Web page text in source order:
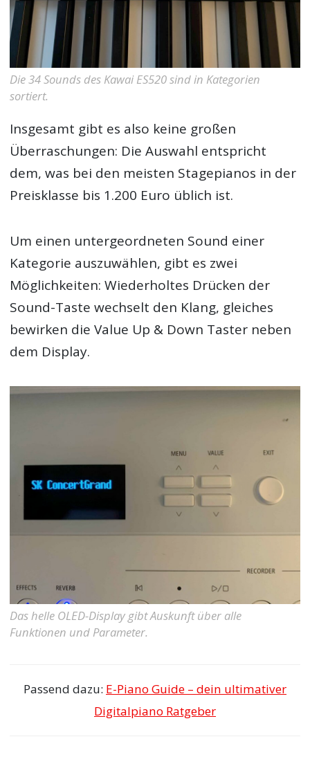
Die 34 Sounds des Kawai ES520 sind in Kategorien
sortiert.
Insgesamt gibt es also keine großen
Überraschungen: Die Auswahl entspricht
dem, was bei den meisten Stagepianos in der
Preisklasse bis 1.200 Euro üblich ist.
Um einen untergeordneten Sound einer
Kategorie auszuwählen, gibt es zwei
Möglichkeiten: Wiederholtes Drücken der
Sound-Taste wechselt den Klang, gleiches
bewirken die Value Up & Down Taster neben
dem Display.
Das helle OLED-Display gibt Auskunft über alle
Funktionen und Parameter.
Passend dazu: E-Piano Guide – dein ultimativer
Digitalpiano Ratgeber